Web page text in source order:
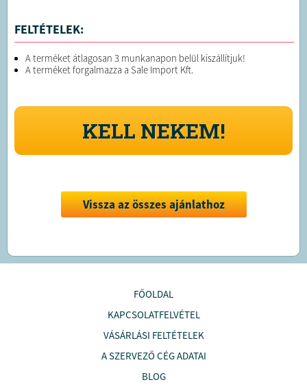
FELTÉTELEK:
A terméket átlagosan 3 munkanapon belül kiszállítjuk!
A terméket forgalmazza a Sale Import Kft.
KELL NEKEM!
Vissza az összes ajánlathoz
FŐOLDAL
KAPCSOLATFELVÉTEL
VÁSÁRLÁSI FELTÉTELEK
A SZERVEZŐ CÉG ADATAI
BLOG